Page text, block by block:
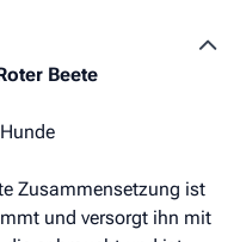
Beete
Zusammensetzung ist
und versorgt ihn mit